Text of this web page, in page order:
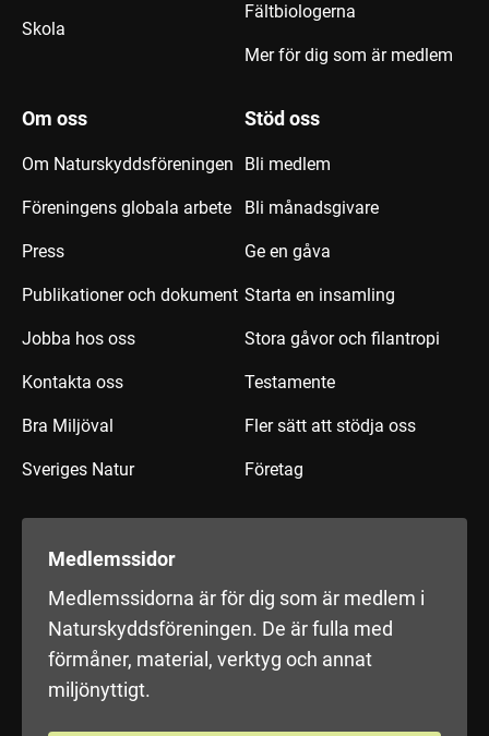
Skola
Fältbiologerna
Mer för dig som är medlem
Om oss
Om Naturskyddsföreningen
Föreningens globala arbete
Press
Publikationer och dokument
Jobba hos oss
Kontakta oss
Bra Miljöval
Sveriges Natur
Stöd oss
Bli medlem
Bli månadsgivare
Ge en gåva
Starta en insamling
Stora gåvor och filantropi
Testamente
Fler sätt att stödja oss
Företag
Medlemssidor
Medlemssidorna är för dig som är medlem i
Naturskyddsföreningen. De är fulla med
förmåner, material, verktyg och annat
miljönyttigt.